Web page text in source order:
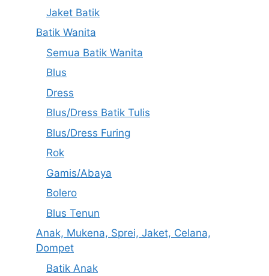
Jaket Batik
Batik Wanita
Semua Batik Wanita
Blus
Dress
Blus/Dress Batik Tulis
Blus/Dress Furing
Rok
Gamis/Abaya
Bolero
Blus Tenun
Anak, Mukena, Sprei, Jaket, Celana,
Dompet
Batik Anak